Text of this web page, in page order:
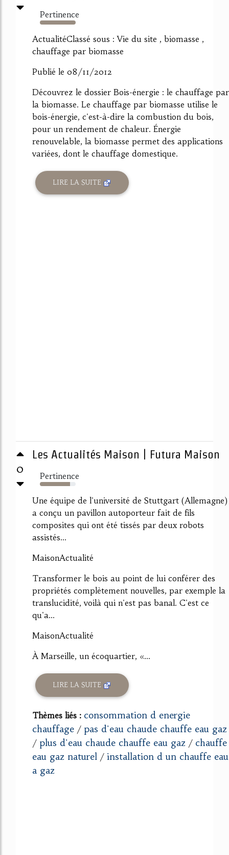
Pertinence
6646%
ActualitéClassé sous : Vie du site , biomasse ,
chauffage par biomasse
Publié le 08/11/2012
Découvrez le dossier Bois-énergie : le chauffage par
la biomasse. Le chauffage par biomasse utilise le
bois-énergie, c'est-à-dire la combustion du bois,
pour un rendement de chaleur. Énergie
renouvelable, la biomasse permet des applications
variées, dont le chauffage domestique.
LIRE LA SUITE
0
Les Actualités Maison | Futura Maison
Pertinence
84%
Une équipe de l'université de Stuttgart (Allemagne)
a conçu un pavillon autoporteur fait de fils
composites qui ont été tissés par deux robots
assistés...
MaisonActualité
Transformer le bois au point de lui conférer des
propriétés complètement nouvelles, par exemple la
translucidité, voilà qui n'est pas banal. C'est ce
qu'a...
MaisonActualité
À Marseille, un écoquartier, «...
LIRE LA SUITE
Thèmes liés : consommation d energie
chauffage / pas d'eau chaude chauffe eau gaz
/ plus d'eau chaude chauffe eau gaz / chauffe
eau gaz naturel / installation d un chauffe eau
a gaz